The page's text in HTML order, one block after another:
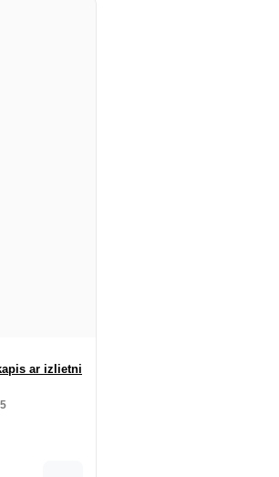
ar izlietni